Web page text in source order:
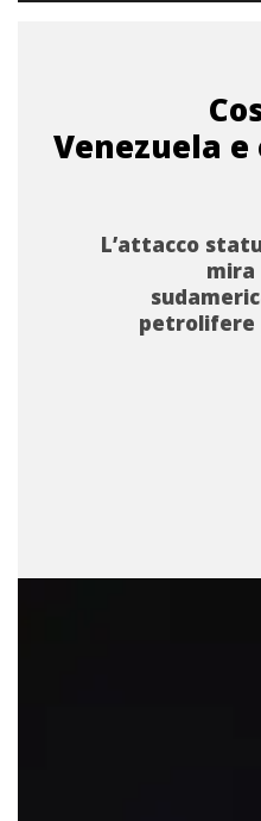
Venezuela
L’attacco
mira
petrolifere